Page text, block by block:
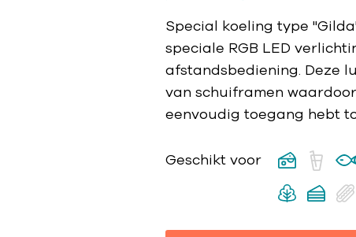
Special koeling type
speciale RGB LED
afstandsbediening. Deze
van schuiframen
eenvoudig toegang hebt
Geschikt voor